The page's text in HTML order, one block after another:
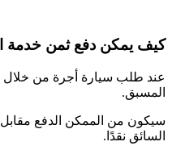
كيف يمكن دفع ثمن خدمة
عند طلب سيارة أجرة من خلال
المسبق.
سيكون من الممكن الدفع
السائق نقدًا.